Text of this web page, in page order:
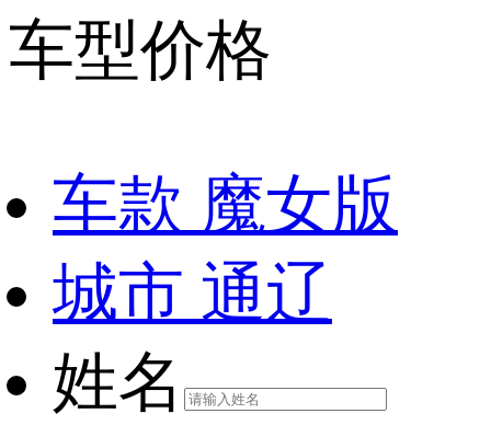
车型价格
车款 魔女版
城市 通辽
姓名